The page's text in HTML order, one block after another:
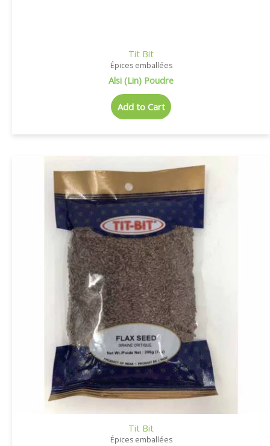
Tit Bit
Épices emballées
Alsi (Lin) Poudre
Add to Cart
Tit Bit
Épices emballées